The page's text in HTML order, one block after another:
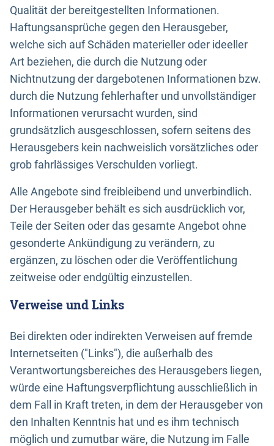
Qualität der bereitgestellten Informationen.
Haftungsansprüche gegen den Herausgeber,
welche sich auf Schäden materieller oder ideeller
Art beziehen, die durch die Nutzung oder
Nichtnutzung der dargebotenen Informationen bzw.
durch die Nutzung fehlerhafter und unvollständiger
Informationen verursacht wurden, sind
grundsätzlich ausgeschlossen, sofern seitens des
Herausgebers kein nachweislich vorsätzliches oder
grob fahrlässiges Verschulden vorliegt.
Alle Angebote sind freibleibend und unverbindlich.
Der Herausgeber behält es sich ausdrücklich vor,
Teile der Seiten oder das gesamte Angebot ohne
gesonderte Ankündigung zu verändern, zu
ergänzen, zu löschen oder die Veröffentlichung
zeitweise oder endgültig einzustellen.
Verweise und Links
Bei direkten oder indirekten Verweisen auf fremde
Internetseiten ("Links"), die außerhalb des
Verantwortungsbereiches des Herausgebers liegen,
würde eine Haftungsverpflichtung ausschließlich in
dem Fall in Kraft treten, in dem der Herausgeber von
den Inhalten Kenntnis hat und es ihm technisch
möglich und zumutbar wäre, die Nutzung im Falle